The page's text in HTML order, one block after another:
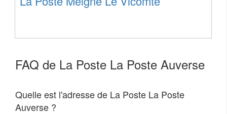
FAQ de La Poste La Poste Auverse
Quelle est l'adresse de La Poste La Poste
Auverse ?